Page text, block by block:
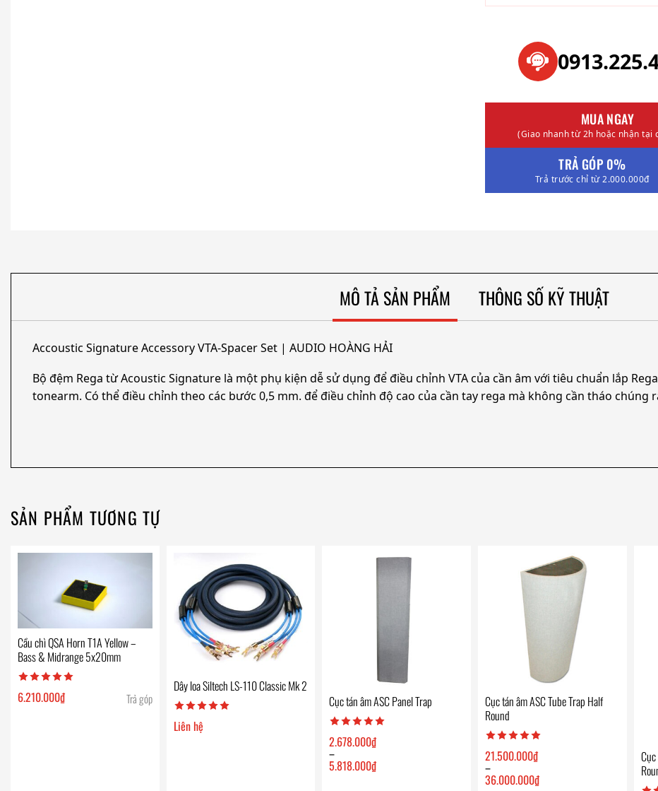
MUA NGAY
(Giao nhanh từ 2h hoặc nhận tại
TRẢ GÓP 0%
Trả trước chỉ từ 2.000.000đ
MÔ TẢ SẢN PHẨM THÔNG SỐ KỸ THUẬT
Accoustic Signature Accessory VTA-Spacer Set | AUDIO HOÀNG HẢI
Bộ đệm Rega từ Acoustic Signature là một phụ kiện dễ sử dụng để điều chỉnh VTA của cần âm với tiêu chuẩn lắp
tonearm. Có thể điều chỉnh theo các bước 0,5 mm. để điều chỉnh độ cao của cần tay rega mà không cần tháo
SẢN PHẨM TƯƠNG TỰ
Cầu chì QSA Horn T1A Yellow –
Bass & Midrange 5x20mm
6.210.000₫ Trả góp
Dây loa Siltech LS-110 Classic Mk 2
Liên hệ
Cục tán âm ASC Panel Trap
2.678.000₫
–
5.818.000₫
Cục tán âm ASC Tube Trap Half
Round
21.500.000₫
–
36.000.000₫